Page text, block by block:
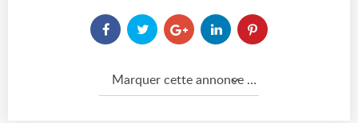
Marquer cette annonce comme...